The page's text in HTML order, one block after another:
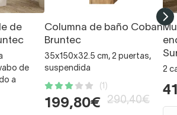
de
de
a
Columna de baño Coban
Bruntec
35x150x32.5 cm, 2 puertas,
suspendida
(1)
199,80€ 290,40€
2